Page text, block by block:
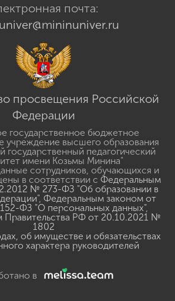
почта:
просвещения Российской
Федерации
государственное бюджетное
учреждение высшего образования
государственный педагогический
имени Козьмы Минина"
сотрудников, обучающихся и
в соответствии с Федеральным
№ 273-ФЗ "Об образовании в
, Федеральным законом от
ФЗ "О персональных данных",
Правительства РФ от 20.10.2021 №
1802
об имуществе и обязательствах
характера руководителей
в